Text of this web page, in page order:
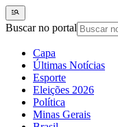
Buscar no portal
Capa
Últimas Notícias
Esporte
Eleições 2026
Política
Minas Gerais